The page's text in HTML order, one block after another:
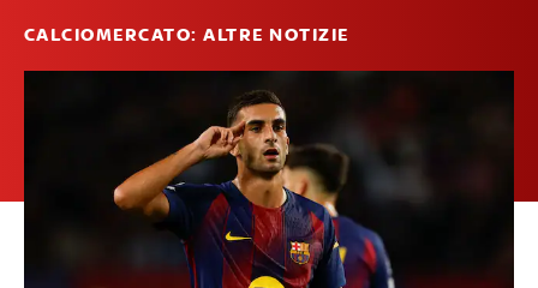
CALCIOMERCATO: ALTRE NOTIZIE